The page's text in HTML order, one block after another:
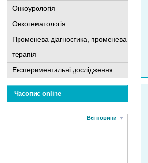
Онкоурологія
Онкогематологія
Променева діагностика, променева
терапія
Експериментальні дослідження
Часопис online
Всі новини